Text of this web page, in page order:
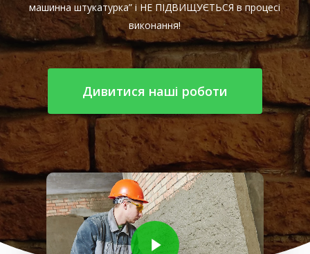
машинна штукатурка” і НЕ ПІДВИЩУЄТЬСЯ в процесі
виконання!
Дивитися наші роботи
Play Video
Play Video